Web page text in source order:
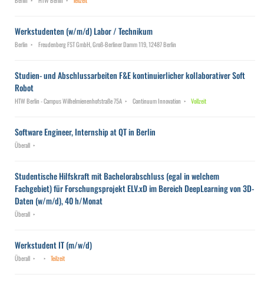
Werkstudenten (w/m/d) Labor / Technikum
Berlin Freudenberg FST GmbH, Groß-Berliner Damm 119, 12487 Berlin
Studien- und Abschlussarbeiten F&E kontinuierlicher kollaborativer Soft
Robot
HTW Berlin - Campus Wilhelmienenhofstraße 75A Continuum Innovation Vollzeit
Software Engineer, Internship at QT in Berlin
Überall
Studentische Hilfskraft mit Bachelorabschluss (egal in welchem
Fachgebiet) für Forschungsprojekt ELV.xD im Bereich DeepLearning von 3D-
Daten (w/m/d), 40 h/Monat
Überall
Werkstudent IT (m/w/d)
Überall Teilzeit